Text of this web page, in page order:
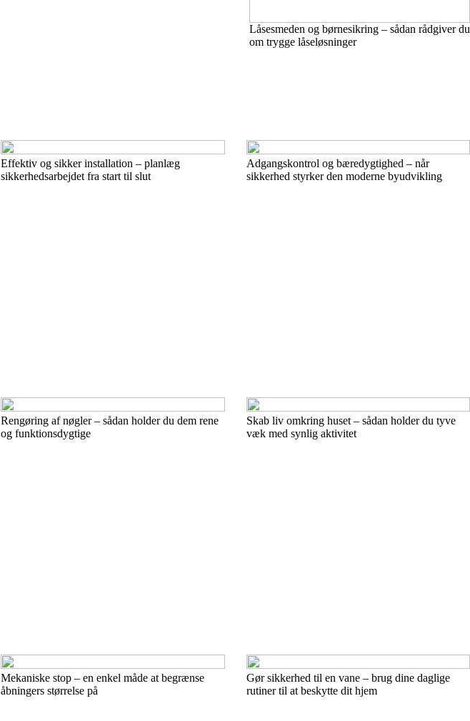
Låsesmeden og børnesikring – sådan rådgiver du
om trygge låseløsninger
Effektiv og sikker installation – planlæg
sikkerhedsarbejdet fra start til slut
Adgangskontrol og bæredygtighed – når
sikkerhed styrker den moderne byudvikling
Rengøring af nøgler – sådan holder du dem rene
og funktionsdygtige
Skab liv omkring huset – sådan holder du tyve
væk med synlig aktivitet
Mekaniske stop – en enkel måde at begrænse
åbningers størrelse på
Gør sikkerhed til en vane – brug dine daglige
rutiner til at beskytte dit hjem